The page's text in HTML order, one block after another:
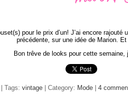
pour le prix d’un! J’ai encore
précédente, sur une idée de Marion.
Bon trêve de looks pour cette
Tags: vintage | Category: Mode 4